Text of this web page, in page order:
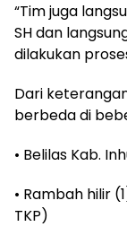
“Tim juga
SH dan
dilakukan
Dari
berbeda di
• Belilas Kab.
• Rambah hilir
TKP)